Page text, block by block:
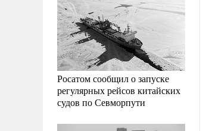
Росатом сообщил о запуске
регулярных рейсов китайских
судов по Севморпути